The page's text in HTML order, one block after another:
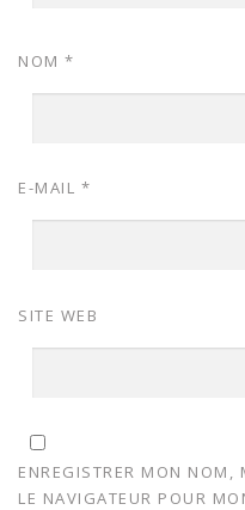
NOM *
E-MAIL *
SITE WEB
ENREGISTRER MON
LE NAVIGATEUR POUR